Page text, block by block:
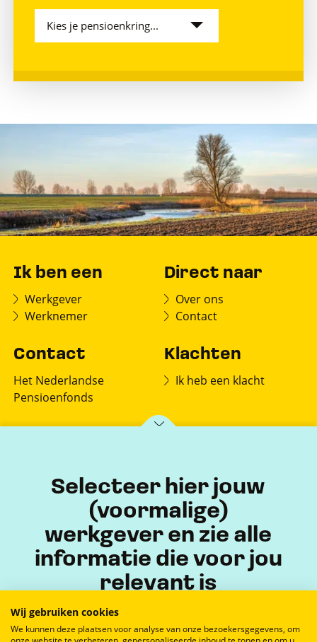
Selecteer hier jouw
(voormalige)
werkgever en zie alle
informatie die voor jou
relevant is
Kies je pensioenkring...
Ik ben een
Werkgever
Werknemer
Direct naar
Over ons
Contact
Contact
Het Nederlandse
Pensioenfonds
Klachten
Ik heb een klacht
Wij gebruiken cookies
We kunnen deze plaatsen voor analyse van onze bezoekersgegevens, om